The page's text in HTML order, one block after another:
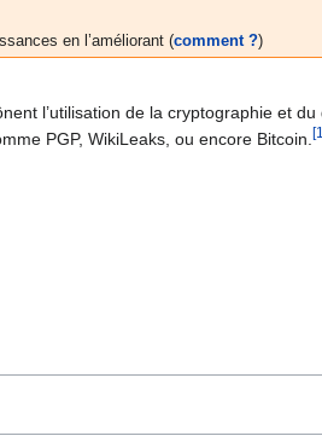
en l’améliorant (comment ?)
l’utilisation de la cryptographie et
PGP, WikiLeaks, ou encore Bitcoin.